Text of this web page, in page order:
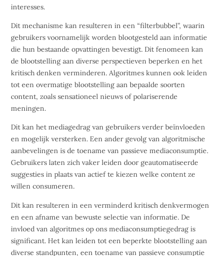
interesses.
Dit mechanisme kan resulteren in een “filterbubbel”, waarin
gebruikers voornamelijk worden blootgesteld aan informatie
die hun bestaande opvattingen bevestigt. Dit fenomeen kan
de blootstelling aan diverse perspectieven beperken en het
kritisch denken verminderen. Algoritmes kunnen ook leiden
tot een overmatige blootstelling aan bepaalde soorten
content, zoals sensationeel nieuws of polariserende
meningen.
Dit kan het mediagedrag van gebruikers verder beïnvloeden
en mogelijk versterken. Een ander gevolg van algoritmische
aanbevelingen is de toename van passieve mediaconsumptie.
Gebruikers laten zich vaker leiden door geautomatiseerde
suggesties in plaats van actief te kiezen welke content ze
willen consumeren.
Dit kan resulteren in een verminderd kritisch denkvermogen
en een afname van bewuste selectie van informatie. De
invloed van algoritmes op ons mediaconsumptiegedrag is
significant. Het kan leiden tot een beperkte blootstelling aan
diverse standpunten, een toename van passieve consumptie